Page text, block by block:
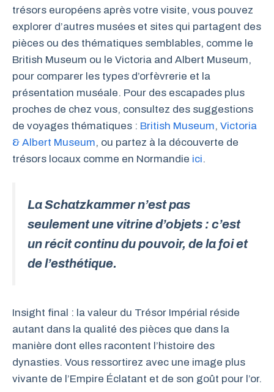
trésors européens après votre visite, vous pouvez
explorer d’autres musées et sites qui partagent des
pièces ou des thématiques semblables, comme le
British Museum ou le Victoria and Albert Museum,
pour comparer les types d’orfèvrerie et la
présentation muséale. Pour des escapades plus
proches de chez vous, consultez des suggestions
de voyages thématiques : British Museum, Victoria
& Albert Museum, ou partez à la découverte de
trésors locaux comme en Normandie ici.
La Schatzkammer n’est pas
seulement une vitrine d’objets : c’est
un récit continu du pouvoir, de la foi et
de l’esthétique.
Insight final : la valeur du Trésor Impérial réside
autant dans la qualité des pièces que dans la
manière dont elles racontent l’histoire des
dynasties. Vous ressortirez avec une image plus
vivante de l’Empire Éclatant et de son goût pour l’or.